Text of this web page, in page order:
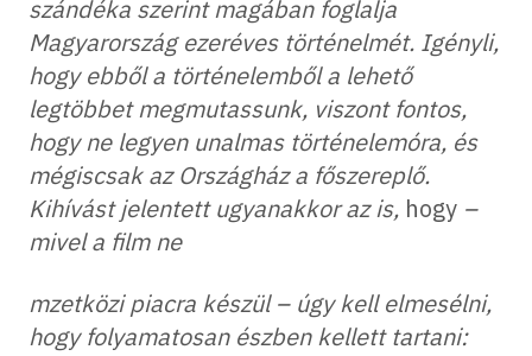
szándéka szerint magában foglalja
Magyarország ezeréves történelmét. Igényli,
hogy ebből a történelemből a lehető
legtöbbet megmutassunk, viszont fontos,
hogy ne legyen unalmas történelemóra, és
mégiscsak az Országház a főszereplő.
Kihívást jelentett ugyanakkor az is, hogy –
mivel a film ne
mzetközi piacra készül – úgy kell elmesélni,
hogy folyamatosan észben kellett tartani: